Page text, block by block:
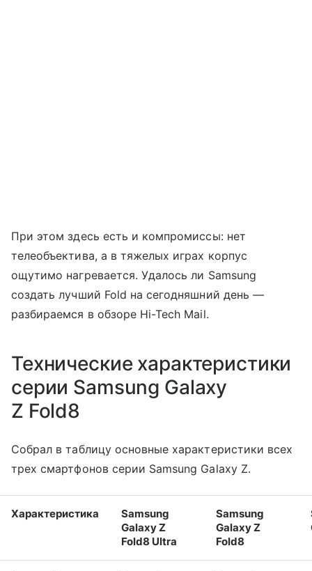
При этом здесь есть и компромиссы: нет
телеобъектива, а в тяжелых играх корпус
ощутимо нагревается. Удалось ли Samsung
создать лучший Fold на сегодняшний день —
разбираемся в обзоре Hi-Tech Mail.
Технические характеристики
серии Samsung Galaxy
Z Fold8
Собрал в таблицу основные характеристики всех
трех смартфонов серии Samsung Galaxy Z.
Характеристика
Samsung
Galaxy Z
Fold8 Ultra
Samsung
Galaxy Z
Fold8